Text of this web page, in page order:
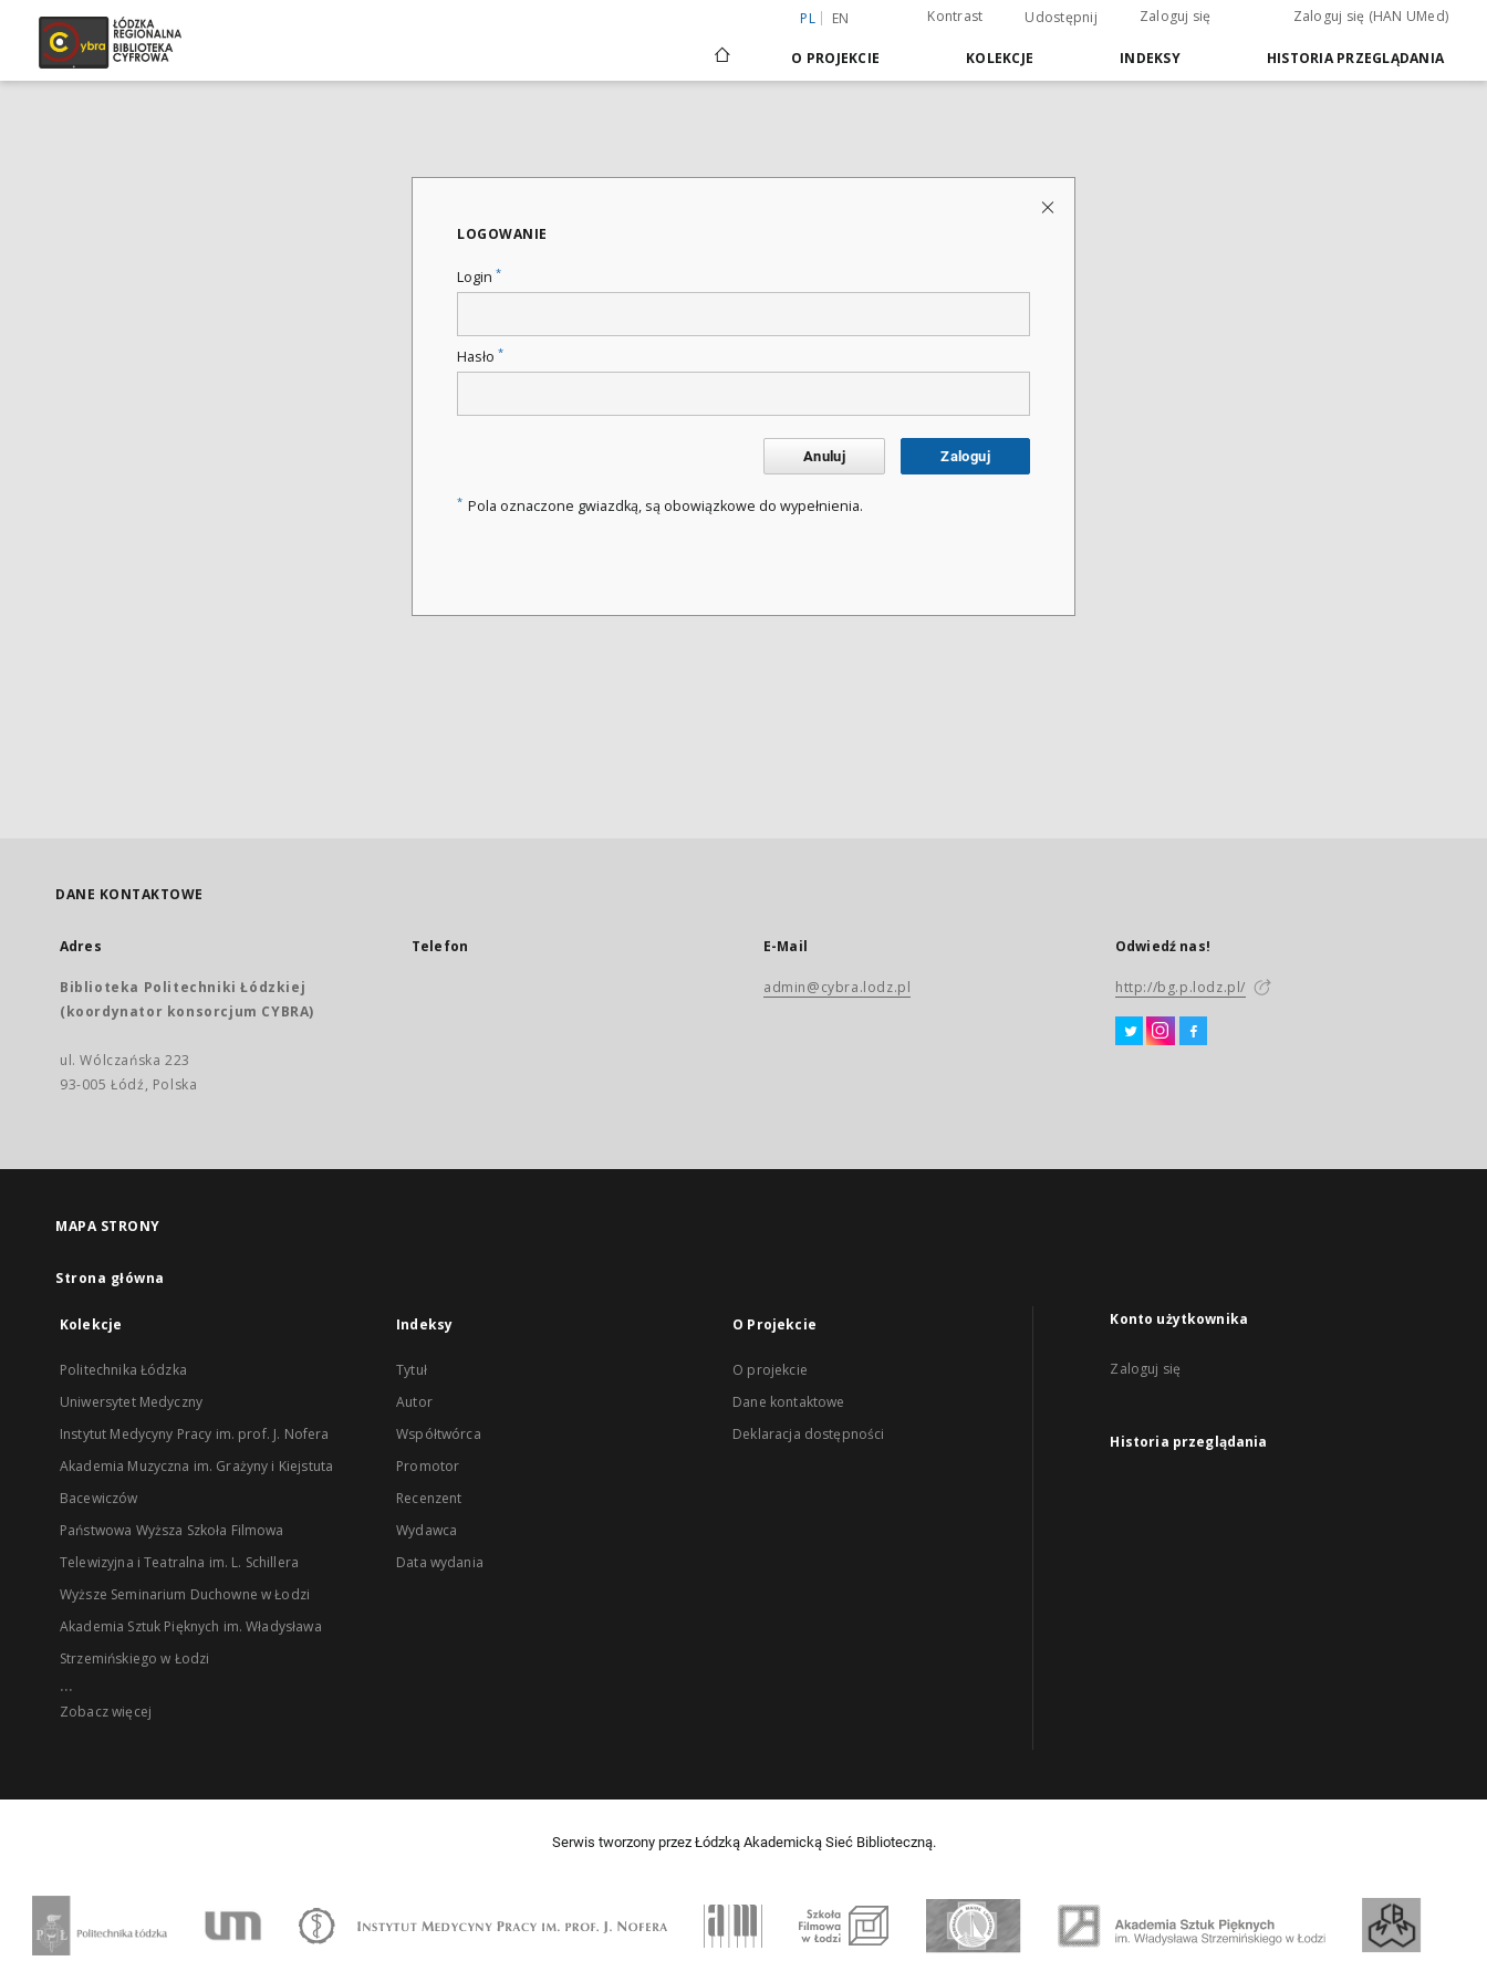
PL EN Kontrast Udostępnij Zaloguj się Zaloguj się (HAN UMed)
O PROJEKCIE KOLEKCJE INDEKSY HISTORIA PRZEGLĄDANIA
LOGOWANIE
Login *
Hasło *
Anuluj Zaloguj
* Pola oznaczone gwiazdką, są obowiązkowe do wypełnienia.
DANE KONTAKTOWE
Adres
Biblioteka Politechniki Łódzkiej
(koordynator konsorcjum CYBRA)
ul. Wólczańska 223
93-005 Łódź, Polska
Telefon E-Mail
admin@cybra.lodz.pl
Odwiedź nas!
http://bg.p.lodz.pl/
MAPA STRONY
Strona główna
Kolekcje
Politechnika Łódzka
Uniwersytet Medyczny
Instytut Medycyny Pracy im. prof. J. Nofera
Akademia Muzyczna im. Grażyny i Kiejstuta
Bacewiczów
Państwowa Wyższa Szkoła Filmowa
Telewizyjna i Teatralna im. L. Schillera
Wyższe Seminarium Duchowne w Łodzi
Akademia Sztuk Pięknych im. Władysława
Strzemińskiego w Łodzi
...
Zobacz więcej
Indeksy
Tytuł
Autor
Współtwórca
Promotor
Recenzent
Wydawca
Data wydania
O Projekcie
O projekcie
Dane kontaktowe
Deklaracja dostępności
Konto użytkownika
Zaloguj się
Historia przeglądania
Serwis tworzony przez Łódzką Akademicką Sieć Biblioteczną.